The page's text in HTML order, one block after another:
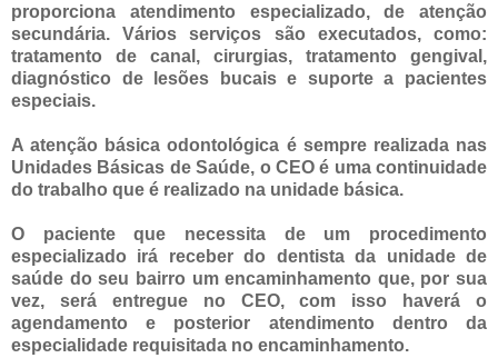
proporciona atendimento especializado, de atenção
secundária. Vários serviços são executados, como:
tratamento de canal, cirurgias, tratamento gengival,
diagnóstico de lesões bucais e suporte a pacientes
especiais.
A atenção básica odontológica é sempre realizada nas
Unidades Básicas de Saúde, o CEO é uma continuidade
do trabalho que é realizado na unidade básica.
O paciente que necessita de um procedimento
especializado irá receber do dentista da unidade de
saúde do seu bairro um encaminhamento que, por sua
vez, será entregue no CEO, com isso haverá o
agendamento e posterior atendimento dentro da
especialidade requisitada no encaminhamento.